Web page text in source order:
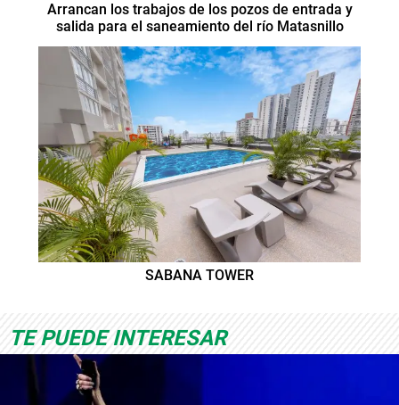
Arrancan los trabajos de los pozos de entrada y
salida para el saneamiento del río Matasnillo
SABANA TOWER
TE PUEDE INTERESAR